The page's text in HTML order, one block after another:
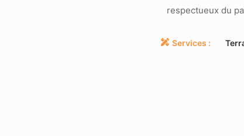
respectueux du
Services :